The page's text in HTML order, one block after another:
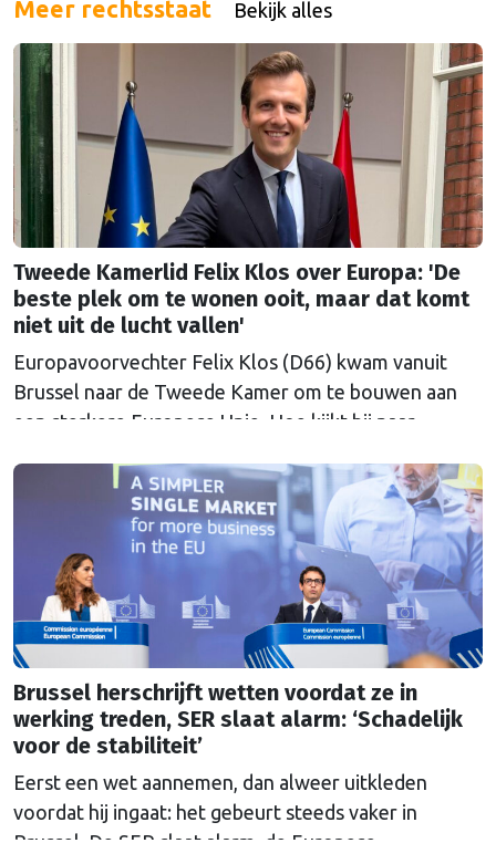
Nederlandse regio’s behoorlijk succesvol in hun
lobby in Brussel, en dat komt vooral omdat …
Continued
Meer rechtsstaat Bekijk alles
Tweede Kamerlid Felix Klos over Europa: 'De
beste plek om te wonen ooit, maar dat komt
niet uit de lucht vallen'
Europavoorvechter Felix Klos (D66) kwam vanuit
Brussel naar de Tweede Kamer om te bouwen aan
een sterkere Europese Unie. Hoe kijkt hij naar
heeft kunnen proeven van de Brusselse én de
Haagse politiek?
Brussel herschrijft wetten voordat ze in
werking treden, SER slaat alarm: ‘Schadelijk
voor de stabiliteit’
Eerst een wet aannemen, dan alweer uitkleden
voordat hij ingaat: het gebeurt steeds vaker in
Brussel. De SER slaat alarm, de Europese